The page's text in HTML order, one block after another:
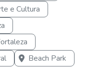
e Cultura
Beach Park